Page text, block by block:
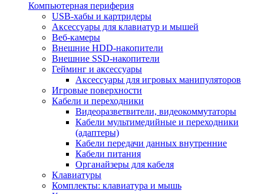
Компьютерная периферия
USB-хабы и картридеры
Аксессуары для клавиатур и мышей
Веб-камеры
Внешние HDD-накопители
Внешние SSD-накопители
Гейминг и аксессуары
Аксессуары для игровых манипуляторов
Игровые поверхности
Кабели и переходники
Видеоразветвители, видеокоммутаторы
Кабели мультимедийные и переходники
(адаптеры)
Кабели передачи данных внутренние
Кабели питания
Органайзеры для кабеля
Клавиатуры
Комплекты: клавиатура и мышь